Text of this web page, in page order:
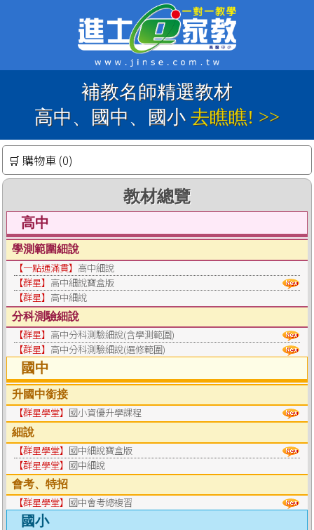
補教名師精選教材
高中、國中、國小去瞧瞧! >>
🛒 購物車 (0)
教材總覽
高中
學測範圍細說
【一點通滿貫】 高中細說
【群星】 高中細說寶盒版
【群星】 高中細說
分科測驗細說
【群星】 高中分科測驗細說(含學測範圍)
【群星】 高中分科測驗細說(選修範圍)
國中
升國中銜接
【群星學堂】 國小資優升學課程
細說
【群星學堂】 國中細說寶盒版
【群星學堂】 國中細說
會考、特招
【群星學堂】 國中會考總複習
國小